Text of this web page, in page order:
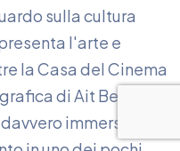
sulla cultura
l'arte e
la Casa del Cinema
di Ait Ben
immersiva,